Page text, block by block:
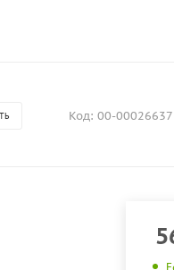
Код: 00-00026637